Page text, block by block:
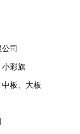
司
彩旗
板、大板